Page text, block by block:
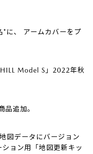
に、​ アームカバーをプ
Model S」2022年秋
品追加。
図データにバージョン
ョン用「地図更新キッ